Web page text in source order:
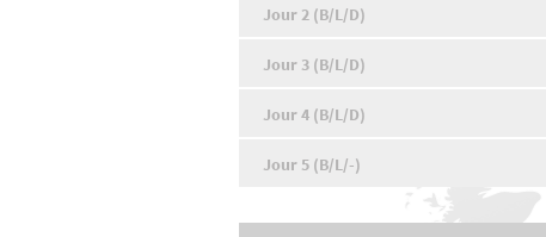
Jour 2 (B/L/D)
Jour 3 (B/L/D)
Jour 4 (B/L/D)
Jour 5 (B/L/-)